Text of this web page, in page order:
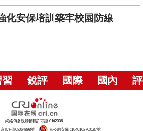
化安保培訓築牢校園防線
習 銳評 國際 國內
網絡傳播視聽節目許可證 0102006
京ICP備05064898號 京公網安備 11040102700187號